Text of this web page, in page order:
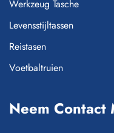
Werkzeug Tasche
Levensstijltassen
Reistasen
Voetbaltruien
Neem Contact